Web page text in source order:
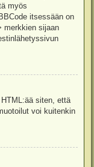
myös
itsessään on
merkkien sijaan
siten, että
voi kuitenkin